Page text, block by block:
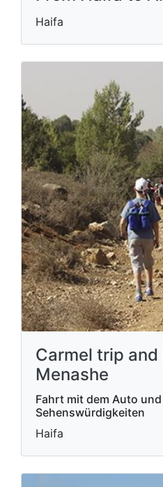
Haifa
Carmel trip and
Menashe
Fahrt mit dem Auto
Sehenswürdigkeiten
Haifa